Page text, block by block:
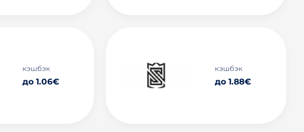
кэшбэк
до 1.06€
кэшбэк
до 1.88€